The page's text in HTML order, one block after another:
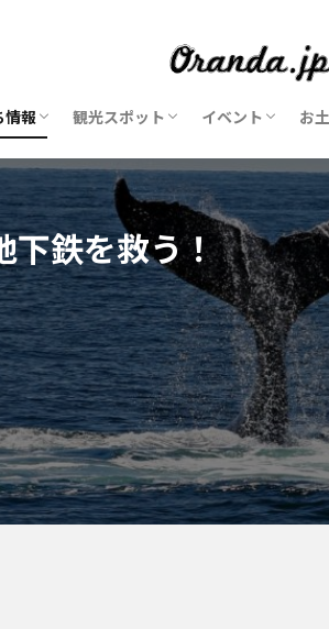
情報 観光スポット
美術館
博物館
動物園・水族館
遊園地・テーマパーク
風車
公園
お花
マーケット・市場
ショッピングモール
子供・子連れ
イベント
2026年イベント
花のイベント
チーズのイベン
アンティークマ
クリスマスマー
お
シ
シ
マ
オ
下鉄を救う！